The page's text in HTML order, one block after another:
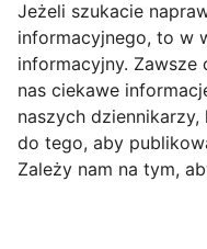
Jeżeli szukacie
informacyjnego, to w
informacyjny. Zawsze
nas ciekawe
naszych
do tego, aby
Zależy nam na tym,